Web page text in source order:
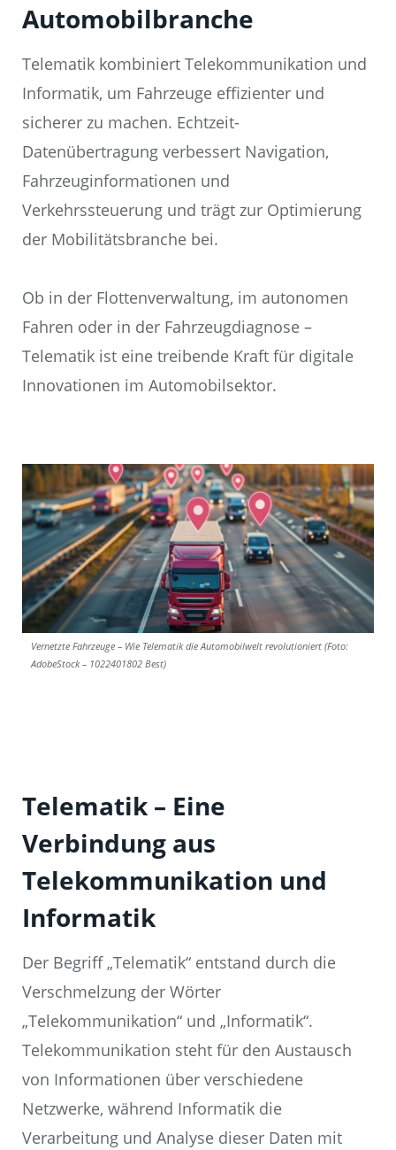
Automobilbranche
Telematik kombiniert Telekommunikation und
Informatik, um Fahrzeuge effizienter und
sicherer zu machen. Echtzeit-
Datenübertragung verbessert Navigation,
Fahrzeuginformationen und
Verkehrssteuerung und trägt zur Optimierung
der Mobilitätsbranche bei.
Ob in der Flottenverwaltung, im autonomen
Fahren oder in der Fahrzeugdiagnose –
Telematik ist eine treibende Kraft für digitale
Innovationen im Automobilsektor.
Vernetzte Fahrzeuge – Wie Telematik die Automobilwelt revolutioniert (Foto:
AdobeStock – 1022401802 Best)
Telematik – Eine
Verbindung aus
Telekommunikation und
Informatik
Der Begriff „Telematik“ entstand durch die
Verschmelzung der Wörter
„Telekommunikation“ und „Informatik“.
Telekommunikation steht für den Austausch
von Informationen über verschiedene
Netzwerke, während Informatik die
Verarbeitung und Analyse dieser Daten mit